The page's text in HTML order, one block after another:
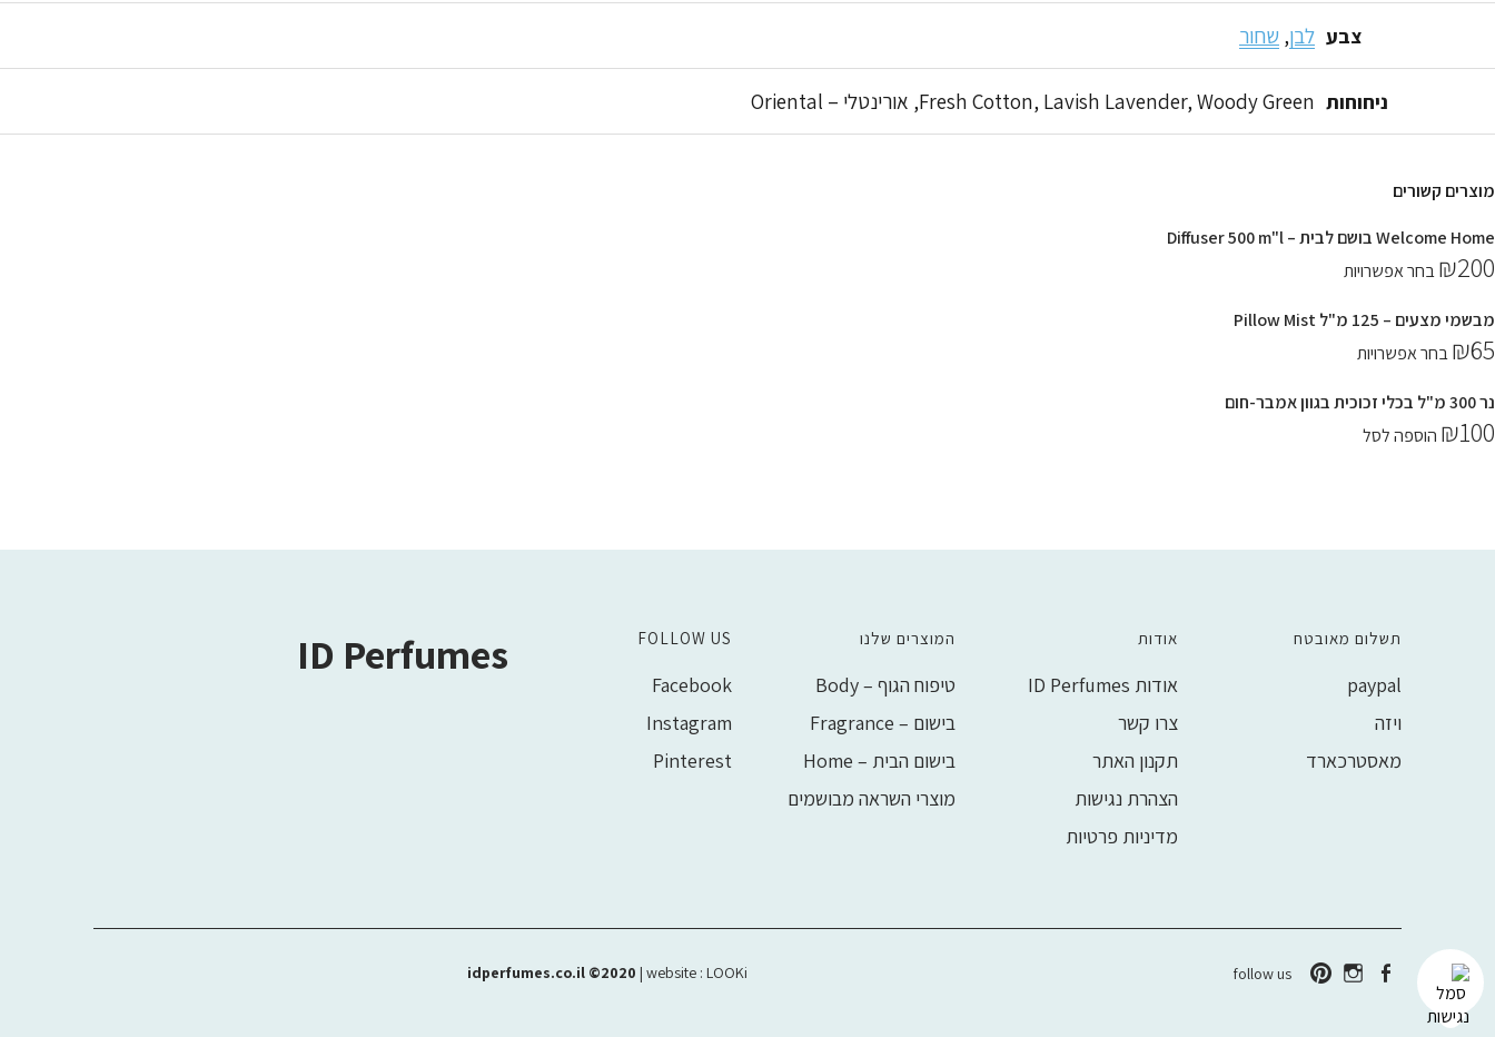
צבע לבן, שחור
ניחוחות Fresh Cotton, Lavish Lavender, Woody Green, אורינטלי – Oriental
מוצרים קשורים
Welcome Home בושם לבית – Diffuser 500 m"l
₪200 בחר אפשרויות
מבשמי מצעים – 125 מ"ל Pillow Mist
₪65 בחר אפשרויות
נר 300 מ"ל בכלי זכוכית בגוון אמבר-חום
₪100 הוספה לסל
ID Perfumes FOLLOW US
Facebook
Instagram
Pinterest
המוצרים שלנו
טיפוח הגוף – Body
בישום – Fragrance
בישום הבית – Home
מוצרי השראה מבושמים
אודות
אודות ID Perfumes
צרו קשר
תקנון האתר
הצהרת נגישות
מדיניות פרטיות
תשלום מאובטח
paypal
ויזה
מאסטרכארד
idperfumes.co.il ©2020 | website : LOOKi follow us